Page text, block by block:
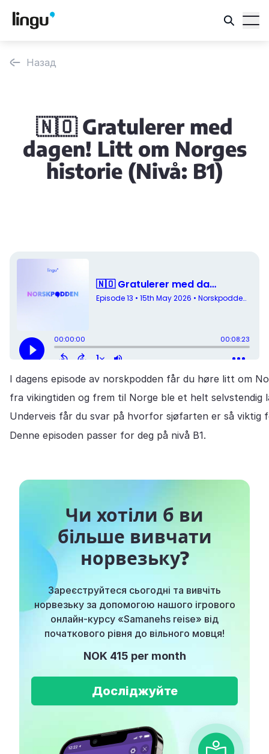
Назад
🇳🇴 Gratulerer med
dagen! Litt om Norges
historie (Nivå: B1)
I dagens episode av norskpodden får du høre litt om
fra vikingtiden og frem til Norge ble et helt selvstendig
Underveis får du svar på hvorfor sjøfarten er så viktig
Denne episoden passer for deg på nivå B1.
Чи хотіли б ви
більше вивчати
норвезьку?
Зареєструйтеся сьогодні та вивчіть
норвезьку за допомогою нашого ігрового
онлайн-курсу «Samanehs reise» від
початкового рівня до вільного мовця!
NOK 415 per month
Досліджуйте